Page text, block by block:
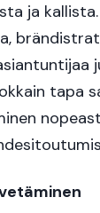
ja
tapa